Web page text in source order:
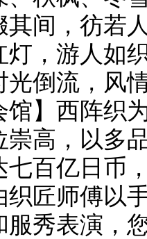
其间，彷若
灯，游人如
光倒流，风
馆】西阵织
崇高，以多
七百亿日币
织匠师傅以
服秀表演，